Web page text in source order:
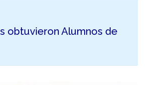
obtuvieron Alumnos de